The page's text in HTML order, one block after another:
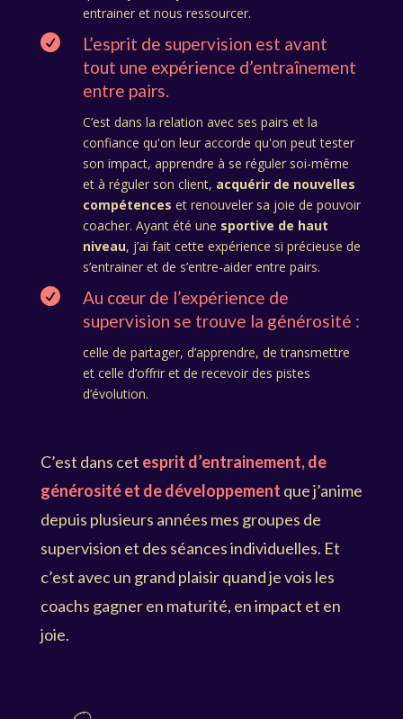
entrainer et nous ressourcer.

L’esprit de supervision est avant
tout une expérience d’entraînement
entre pairs.
C’est dans la relation avec ses pairs et la
confiance qu'on leur accorde qu'on peut tester
son impact, apprendre à se réguler soi-même
et à réguler son client, acquérir de nouvelles
compétences et renouveler sa joie de pouvoir
coacher. Ayant été une sportive de haut
niveau, j’ai fait cette expérience si précieuse de
s’entrainer et de s’entre-aider entre pairs.

Au cœur de l’expérience de
supervision se trouve la générosité :
celle de partager, d’apprendre, de transmettre
et celle d’offrir et de recevoir des pistes
d’évolution.
C’est dans cet esprit d’entrainement, de
générosité et de développement que j’anime
depuis plusieurs années mes groupes de
supervision et des séances individuelles. Et
c’est avec un grand plaisir quand je vois les
coachs gagner en maturité, en impact et en
joie.